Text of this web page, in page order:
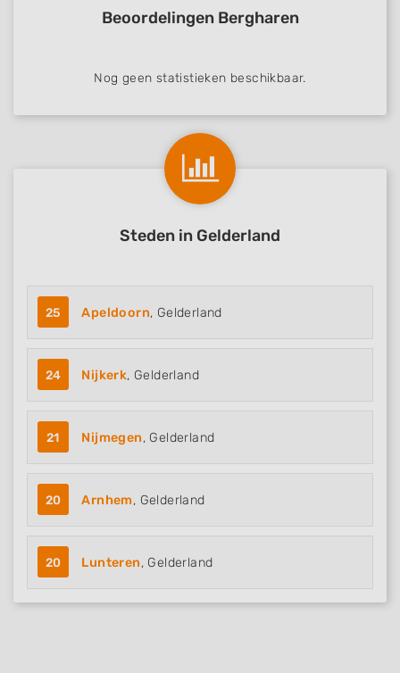
Beoordelingen Bergharen
Nog geen statistieken beschikbaar.
Steden in Gelderland
25 Apeldoorn, Gelderland
24 Nijkerk, Gelderland
21 Nijmegen, Gelderland
20 Arnhem, Gelderland
20 Lunteren, Gelderland